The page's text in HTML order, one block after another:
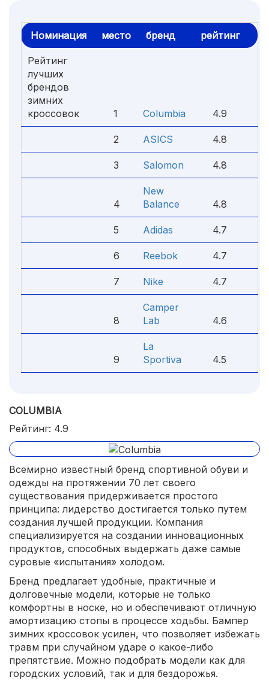
Номинация место бренд рейтинг
Рейтинг
лучших
брендов
зимних
кроссовок
1 Columbia 4.9
2 ASICS 4.8
3 Salomon 4.8
4
New
Balance
4.8
5 Adidas 4.7
6 Reebok 4.7
7 Nike 4.7
8
Camper
Lab
4.6
9
La
Sportiva
4.5
COLUMBIA
Рейтинг: 4.9
Всемирно известный бренд спортивной обуви и
одежды на протяжении 70 лет своего
существования придерживается простого
принципа: лидерство достигается только путем
создания лучшей продукции. Компания
специализируется на создании инновационных
продуктов, способных выдержать даже самые
суровые «испытания» холодом.
Бренд предлагает удобные, практичные и
долговечные модели, которые не только
комфортны в носке, но и обеспечивают отличную
амортизацию стопы в процессе ходьбы. Бампер
зимних кроссовок усилен, что позволяет избежать
травм при случайном ударе о какое-либо
препятствие. Можно подобрать модели как для
городских условий, так и для бездорожья.